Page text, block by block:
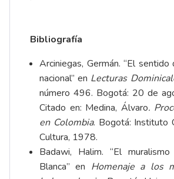
Bibliografía
Arciniegas, Germán. “El
nacional” en Lecturas
número 496. Bogotá: 20 de
Citado en: Medina, Álvaro.
en Colombia. Bogotá: Instituto
Cultura, 1978.
Badawi, Halim. “El
Blanca” en Homenaje a los